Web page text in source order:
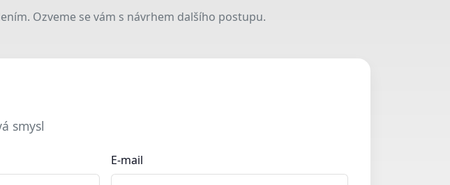
Ozveme se vám s návrhem dalšího postupu.
smysl
E-mail